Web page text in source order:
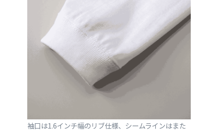
袖口は1.6インチ幅のリブ仕様、シームラインはまた